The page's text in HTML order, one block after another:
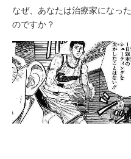
なぜ、あなたは治療家になった
のですか？